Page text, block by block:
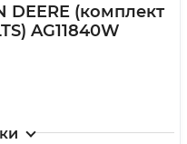
DEERE (комплект
AG11840W